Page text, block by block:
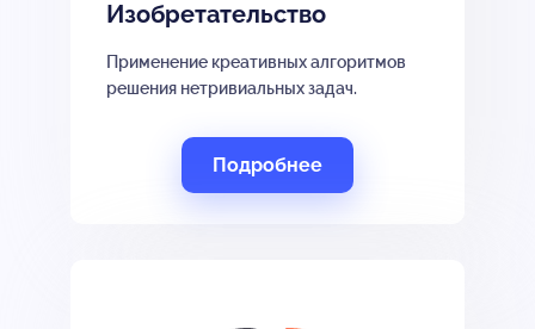
Изобретательство
Применение креативных алгоритмов
решения нетривиальных задач.
Подробнее